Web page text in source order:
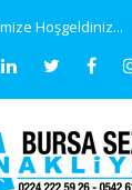
Hoşgeldiniz...